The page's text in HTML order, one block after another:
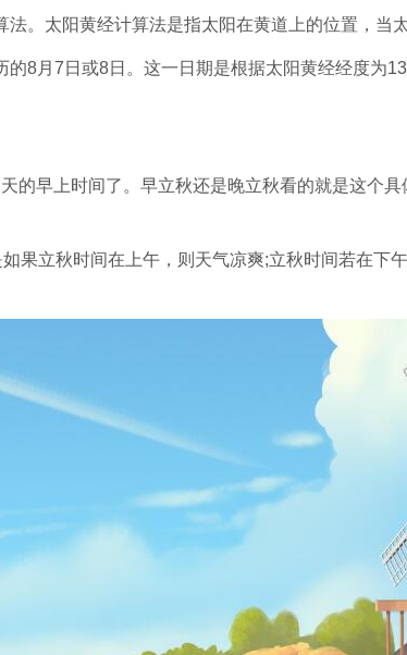
。太阳黄经计算法是指太阳在黄道上的位置，当
8月7日或8日。这一日期是根据太阳黄经经度为
的早上时间了。早立秋还是晚立秋看的就是这个
果立秋时间在上午，则天气凉爽;立秋时间若在